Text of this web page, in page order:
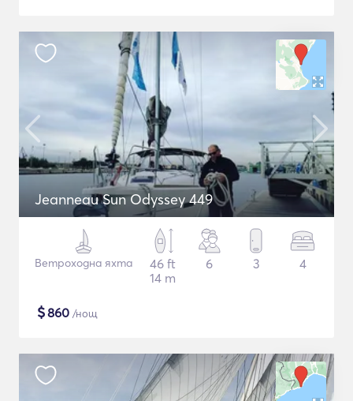
Jeanneau Sun Odyssey 449
Ветроходна яхта
46 ft
14 m
6 3 4
$860 /нощ